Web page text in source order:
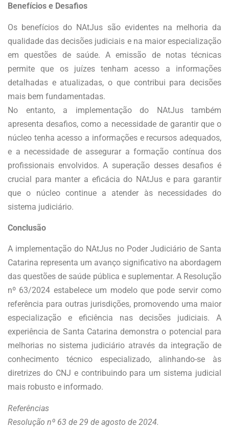
Benefícios e Desafios
Os benefícios do NAtJus são evidentes na melhoria da
qualidade das decisões judiciais e na maior especialização
em questões de saúde. A emissão de notas técnicas
permite que os juízes tenham acesso a informações
detalhadas e atualizadas, o que contribui para decisões
mais bem fundamentadas.
No entanto, a implementação do NAtJus também
apresenta desafios, como a necessidade de garantir que o
núcleo tenha acesso a informações e recursos adequados,
e a necessidade de assegurar a formação contínua dos
profissionais envolvidos. A superação desses desafios é
crucial para manter a eficácia do NAtJus e para garantir
que o núcleo continue a atender às necessidades do
sistema judiciário.
Conclusão
A implementação do NAtJus no Poder Judiciário de Santa
Catarina representa um avanço significativo na abordagem
das questões de saúde pública e suplementar. A Resolução
nº 63/2024 estabelece um modelo que pode servir como
referência para outras jurisdições, promovendo uma maior
especialização e eficiência nas decisões judiciais. A
experiência de Santa Catarina demonstra o potencial para
melhorias no sistema judiciário através da integração de
conhecimento técnico especializado, alinhando-se às
diretrizes do CNJ e contribuindo para um sistema judicial
mais robusto e informado.
Referências
Resolução nº 63 de 29 de agosto de 2024.